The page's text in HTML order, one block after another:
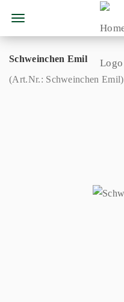
Schweinchen Emil
(Art.Nr.: Schweinchen Emil)